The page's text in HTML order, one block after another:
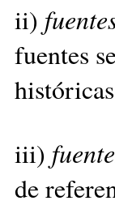
ii)
fuentes
iii)
de